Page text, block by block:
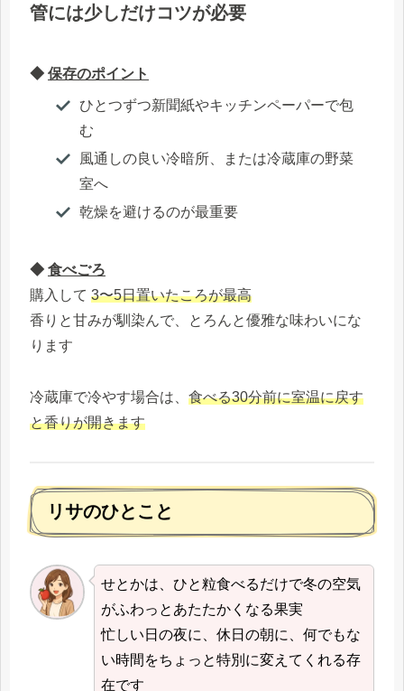
管には少しだけコツが必要
◆ 保存のポイント
ひとつずつ新聞紙やキッチンペーパーで包
む
風通しの良い冷暗所、または冷蔵庫の野菜
室へ
乾燥を避けるのが最重要
◆ 食べごろ
購入して 3〜5日置いたころが最高
香りと甘みが馴染んで、とろんと優雅な味わいにな
ります
冷蔵庫で冷やす場合は、 食べる30分前に室温に戻す
と香りが開きます
リサのひとこと
せとかは、ひと粒食べるだけで冬の空気
がふわっとあたたかくなる果実
忙しい日の夜に、休日の朝に、何でもな
い時間をちょっと特別に変えてくれる存
在です